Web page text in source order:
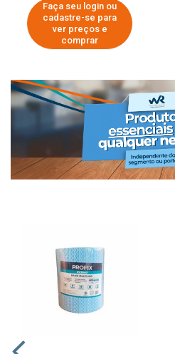
Faça seu login ou
cadastre-se para
ver preços e
comprar